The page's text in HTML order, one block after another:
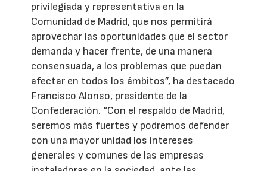
privilegiada y representativa en la
Comunidad de Madrid, que nos permitirá
aprovechar las oportunidades que el sector
demanda y hacer frente, de una manera
consensuada, a los problemas que puedan
afectar en todos los ámbitos”, ha destacado
Francisco Alonso, presidente de la
Confederación. “Con el respaldo de Madrid,
seremos más fuertes y podremos defender
con una mayor unidad los intereses
generales y comunes de las empresas